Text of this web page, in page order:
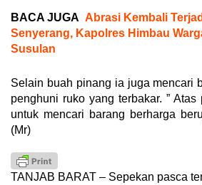
BACA JUGA Abrasi Kembali
Senyerang, Kapolres Himbau
Susulan
Selain buah pinang ia juga mencari
penghuni ruko yang terbakar. ”
untuk mencari barang berharga
(Mr)
TANJAB BARAT – Sepekan pasca